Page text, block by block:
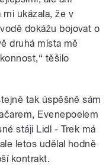
mi ukázala, že v
dokážu bojovat o
druhá místa mě
těšilo
tak úspěšně sám
Evenepoelem
stáji Lidl - Trek má
letos udělal hodně
kontrakt.